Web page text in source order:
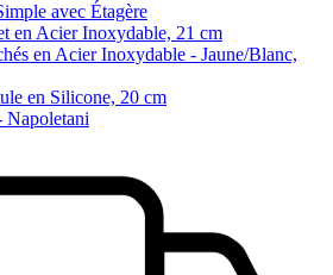
avec Étagère
en Acier Inoxydable, 21 cm
en Acier Inoxydable - Jaune/Blanc,
en Silicone, 20 cm
Napoletani